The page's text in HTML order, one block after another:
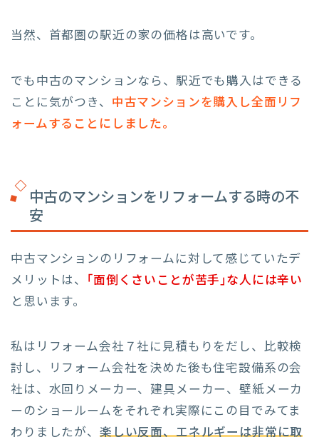
当然、首都圏の駅近の家の価格は高いです。
でも中古のマンションなら、駅近でも購入はできる
ことに気がつき、 中古マンションを購入し全面リフ
ォームすることにしました。
中古のマンションをリフォームする時の不
安
中古マンションのリフォームに対して感じていたデ
メリットは、 ｢面倒くさいことが苦手｣な人には辛い
と思います。
私はリフォーム会社７社に見積もりをだし、比較検
討し、リフォーム会社を決めた後も住宅設備系の会
社は、水回りメーカー、建具メーカー、壁紙メーカ
ーのショールームをそれぞれ実際にこの目でみてま
わりましたが、 楽しい反面、エネルギーは非常に取